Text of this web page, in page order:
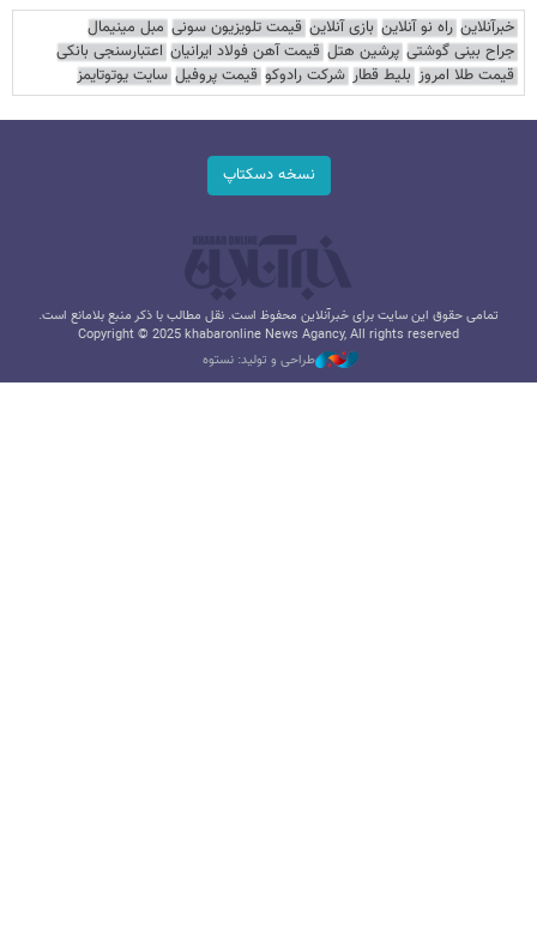
خبرآنلاین راه نو آنلاین بازی آنلاین قیمت تلویزیون سونی مبل مینیمال
جراح بینی گوشتی پرشین هتل قیمت آهن فولاد ایرانیان اعتبارسنجی بانکی
قیمت طلا امروز بلیط قطار شرکت رادوکو قیمت پروفیل سایت یوتوتایمز
نسخه دسکتاپ
تمامی حقوق این سایت برای خبرآنلاین محفوظ است. نقل مطالب با ذکر منبع بلامانع است.
Copyright © 2025 khabaronline News Agancy, All rights reserved
طراحی و تولید: نستوه